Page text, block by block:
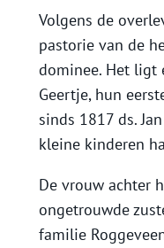
Volgens de
pastorie van de
dominee. Het ligt
Geertje, hun
sinds 1817 ds.
kleine kinderen
De vrouw achter
ongetrouwde
familie